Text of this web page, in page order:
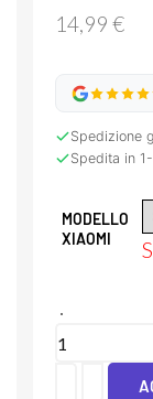
14,99 €
Spedizione
Spedita in
MODELLO
XIAOMI
Cover